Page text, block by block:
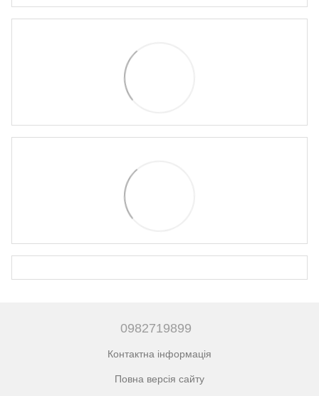
0982719899
Контактна інформація
Повна версія сайту